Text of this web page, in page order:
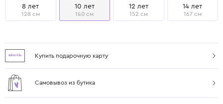
8 лет
128 см
10 лет
140 см
12 лет
152 см
14 лет
167 см
Купить подарочную карту
Самовывоз из бутика